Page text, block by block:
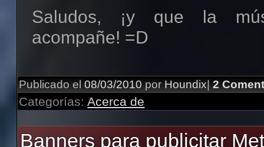
comparten su propia
totalmente gratis y
Y por raro que suene,
usar licencias
siendo totalmente legal y
lo cual no creo que esté
Saludos, ¡y que la
acompañe! =D
Publicado el 08/03/2010 por Houndix| 2
Categorías:Acerca de
Banners para publicitar